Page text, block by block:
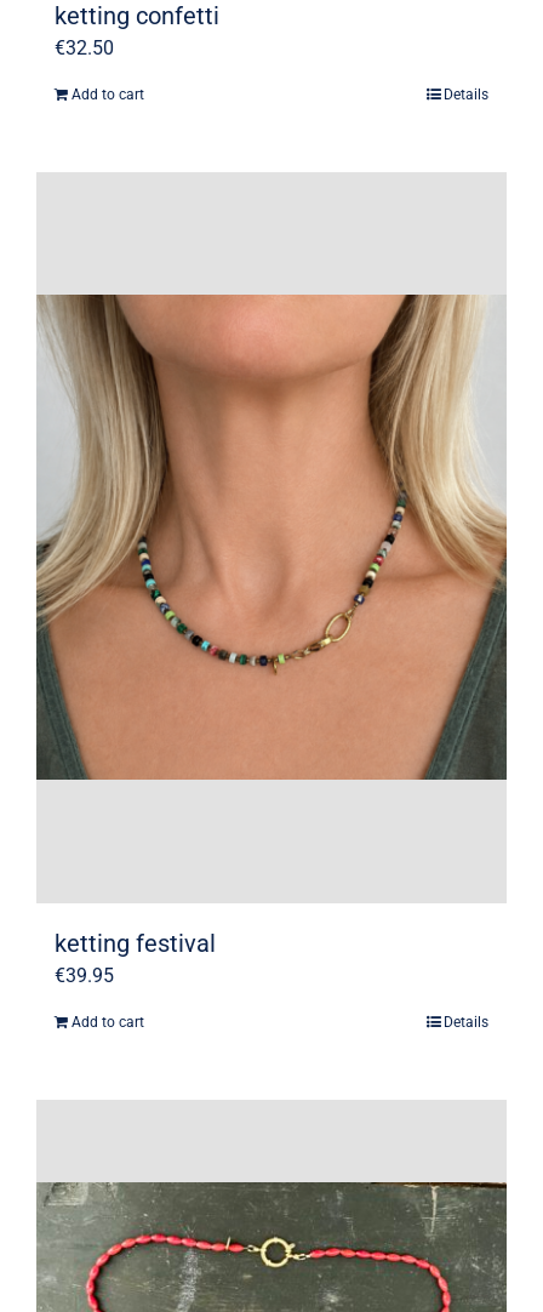
ketting confetti
€32.50
Add to cart Details
ketting festival
€39.95
Add to cart Details